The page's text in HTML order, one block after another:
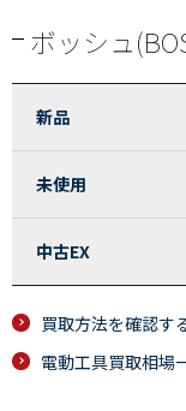
ボッシュ
新品
未使用
中古EX
買取方法を確認す
電動工具買取相場